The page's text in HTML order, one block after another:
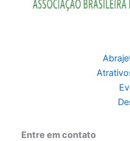
Entre em contato